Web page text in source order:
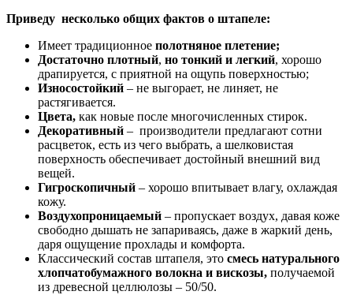
Приведу несколько общих фактов о штапеле:
Имеет традиционное полотняное плетение;
Достаточно плотный, но тонкий и легкий, хорошо
драпируется, с приятной на ощупь поверхностью;
Износостойкий – не выгорает, не линяет, не
растягивается.
Цвета, как новые после многочисленных стирок.
Декоративный – производители предлагают сотни
расцветок, есть из чего выбрать, а шелковистая
поверхность обеспечивает достойный внешний вид
вещей.
Гигроскопичный – хорошо впитывает влагу, охлаждая
кожу.
Воздухопроницаемый – пропускает воздух, давая коже
свободно дышать не запариваясь, даже в жаркий день,
даря ощущение прохлады и комфорта.
Классический состав штапеля, это смесь натурального
хлопчатобумажного волокна и вискозы, получаемой
из древесной целлюлозы – 50/50.